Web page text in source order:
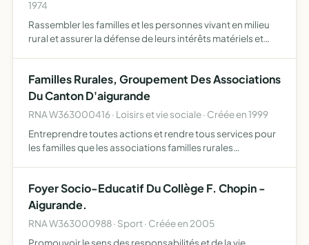
1974
Rassembler les familles et les personnes vivant en milieu
rural et assurer la défense de leurs intérêts matériels et
Familles Rurales, Groupement Des Associations
Du Canton D'aigurande
RNA W363000416 · Loisirs et vie sociale · Créée en 1999
Entreprendre toutes actions et rendre tous services pour
les familles que les associations familles rurales
Foyer Socio-Educatif Du Collège F. Chopin -
Aigurande.
RNA W363000988 · Sport · Créée en 2005
Promouvoir le sens des responsabilités et de la vie